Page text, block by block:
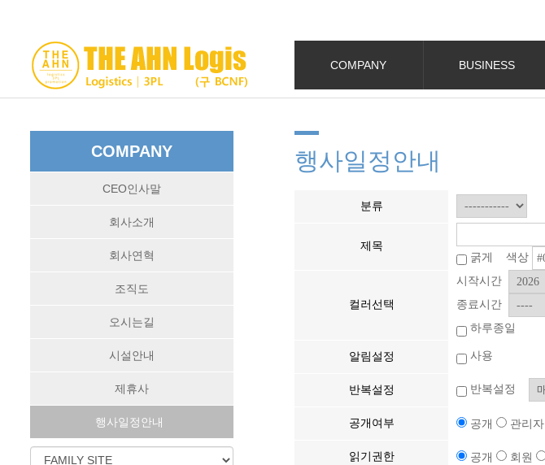
COMPANY BUSINESS
행사일정안내
분류
제목
굵게 색상
컬러선택
시작시간
종료시간
하루종일
알림설정 사용
반복설정 반복설정
공개여부 공개 관리자
읽기권한 공개 회원
COMPANY
CEO인사말
회사소개
회사연혁
조직도
오시는길
시설안내
제휴사
행사일정안내